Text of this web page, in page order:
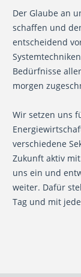
Der Glaube an
schaffen und
entscheidend
Bedürfnisse
morgen
Wir setzen uns
verschiedene
Zukunft aktiv
uns ein und
weiter. Dafür
Tag und mit